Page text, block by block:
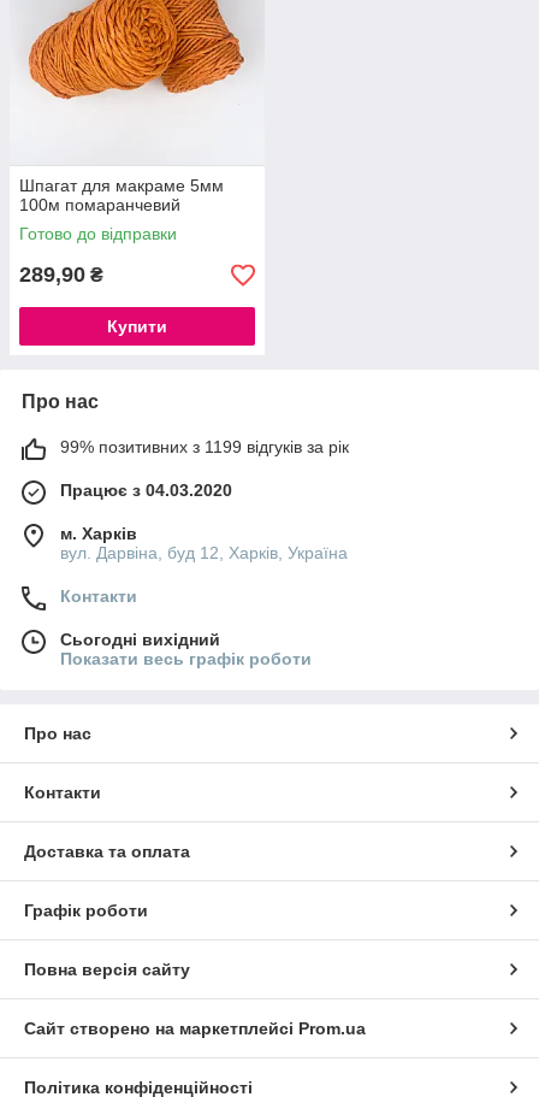
Шпагат для макраме 5мм
100м помаранчевий
Готово до відправки
289,90 ₴
Купити
Про нас
99% позитивних з 1199 відгуків за рік
Працює з 04.03.2020
м. Харків
вул. Дарвіна, буд 12, Харків, Україна
Контакти
Сьогодні вихідний
Показати весь графік роботи
Про нас
Контакти
Доставка та оплата
Графік роботи
Повна версія сайту
Сайт створено на маркетплейсі Prom.ua
Політика конфіденційності